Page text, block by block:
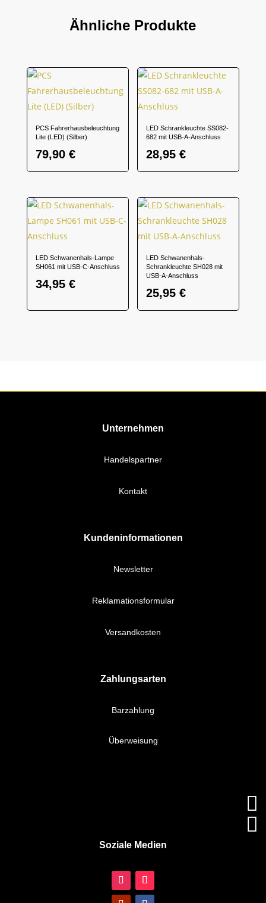
Ähnliche Produkte
PCS Fahrerhausbeleuchtung
Lite (LED) (Silber)
79,90 €
LED Schrankleuchte SS082-
682 mit USB-A-Anschluss
28,95€
LED Schwanenhals-Lampe
SH061 mit USB-C-Anschluss
34,95 €
LED Schwanenhals-
Schrankleuchte SH028 mit
USB-A-Anschluss
25,95€
Unternehmen
Handelspartner
Kontakt
Kundeninformationen
Newsletter
Reklamationsformular
Versandkosten
Zahlungsarten
Barzahlung
Überweisung
Soziale Medien

